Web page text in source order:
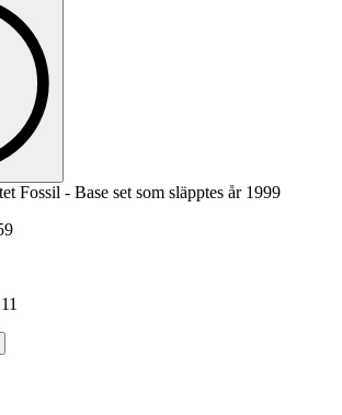
Fossil - Base set som släpptes år 1999